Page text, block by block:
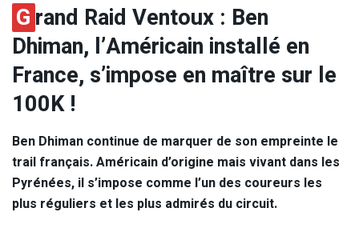
G rand Raid Ventoux : Ben
Dhiman, l’Américain installé en
France, s’impose en maître sur le
100K !
Ben Dhiman continue de marquer de son empreinte le
trail français. Américain d’origine mais vivant dans les
Pyrénées, il s’impose comme l’un des coureurs les
plus réguliers et les plus admirés du circuit.